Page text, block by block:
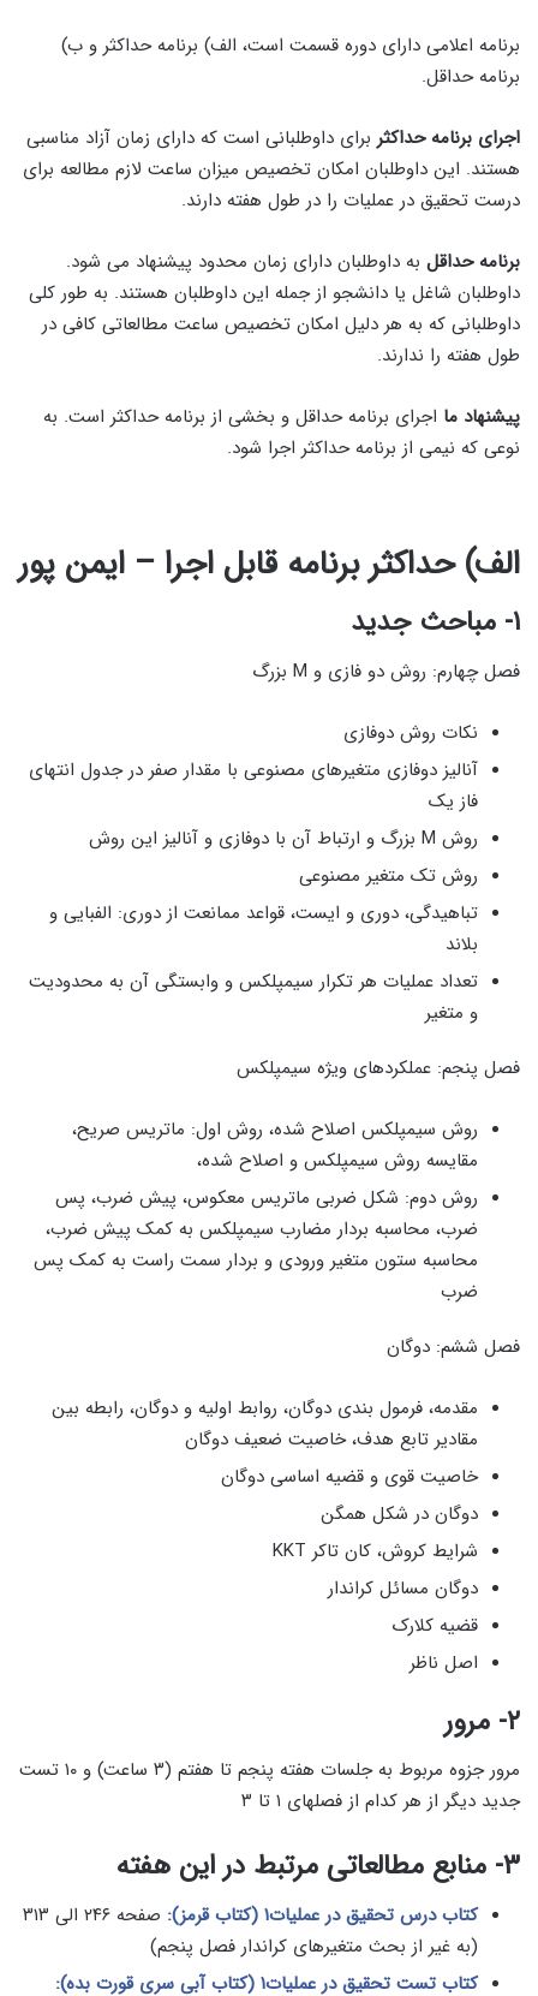
برنامه اعلامی دارای دوره قسمت است، الف) برنامه حداکثر و ب)
برنامه حداقل.
اجرای برنامه حداکثر برای داوطلبانی است که دارای زمان آزاد مناسبی
هستند. این داوطلبان امکان تخصیص میزان ساعت لازم مطالعه برای
درست تحقیق در عملیات را در طول هفته دارند.
برنامه حداقل به داوطلبان دارای زمان محدود پیشنهاد می شود.
داوطلبان شاغل یا دانشجو از جمله این داوطلبان هستند. به طور کلی
داوطلبانی که به هر دلیل امکان تخصیص ساعت مطالعاتی کافی در
طول هفته را ندارند.
پیشنهاد ما اجرای برنامه حداقل و بخشی از برنامه حداکثر است. به
نوعی که نیمی از برنامه حداکثر اجرا شود.
الف) حداکثر برنامه قابل اجرا – ایمن پور
۱- مباحث جدید
فصل چهارم: روش دو فازی و M بزرگ
نکات روش دوفازی
آنالیز دوفازی متغیرهای مصنوعی با مقدار صفر در جدول انتهای
فاز یک
روش M بزرگ و ارتباط آن با دوفازی و آنالیز این روش
روش تک متغیر مصنوعی
تباهیدگی، دوری و ایست، قواعد ممانعت از دوری: الفبایی و
بلاند
تعداد عملیات هر تکرار سیمپلکس و وابستگی آن به محدودیت
و متغیر
فصل پنجم: عملکردهای ویژه سیمپلکس
روش سیمپلکس اصلاح شده، روش اول: ماتریس صریح،
مقایسه روش سیمپلکس و اصلاح شده،
روش دوم: شکل ضربی ماتریس معکوس، پیش ضرب، پس
ضرب، محاسبه بردار مضارب سیمپلکس به کمک پیش ضرب،
محاسبه ستون متغیر ورودی و بردار سمت راست به کمک پس
ضرب
فصل ششم: دوگان
مقدمه، فرمول بندی دوگان، روابط اولیه و دوگان، رابطه بین
مقادیر تابع هدف، خاصیت ضعیف دوگان
خاصیت قوی و قضیه اساسی دوگان
دوگان در شکل همگن
شرایط کروش، کان تاکر KKT
دوگان مسائل کراندار
قضیه کلارک
اصل ناظر
۲- مرور
مرور جزوه مربوط به جلسات هفته پنجم تا هفتم (۳ ساعت) و ۱۰ تست
جدید دیگر از هر کدام از فصلهای ۱ تا ۳
۳- منابع مطالعاتی مرتبط در این هفته
کتاب درس تحقیق در عملیات۱ (کتاب قرمز):
صفحه ۲۴۶ الی ۳۱۳
(به غیر از بحث متغیرهای کراندار فصل پنجم)
کتاب تست تحقیق در عملیات۱ (کتاب آبی سری قورت بده):